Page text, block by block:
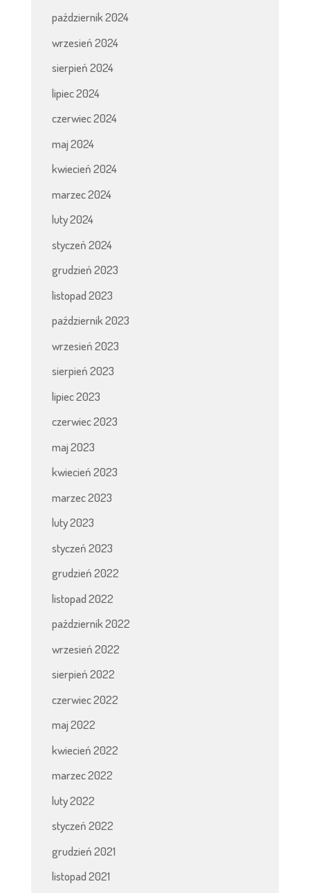
październik 2024
wrzesień 2024
sierpień 2024
lipiec 2024
czerwiec 2024
maj 2024
kwiecień 2024
marzec 2024
luty 2024
styczeń 2024
grudzień 2023
listopad 2023
październik 2023
wrzesień 2023
sierpień 2023
lipiec 2023
czerwiec 2023
maj 2023
kwiecień 2023
marzec 2023
luty 2023
styczeń 2023
grudzień 2022
listopad 2022
październik 2022
wrzesień 2022
sierpień 2022
czerwiec 2022
maj 2022
kwiecień 2022
marzec 2022
luty 2022
styczeń 2022
grudzień 2021
listopad 2021